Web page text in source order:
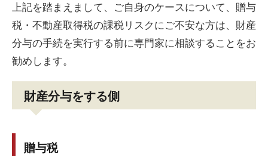
上記を踏まえまして、ご自身のケースについて、贈与
税・不動産取得税の課税リスクにご不安な方は、財産
分与の手続を実行する前に専門家に相談することをお
勧めします。
財産分与をする側
贈与税